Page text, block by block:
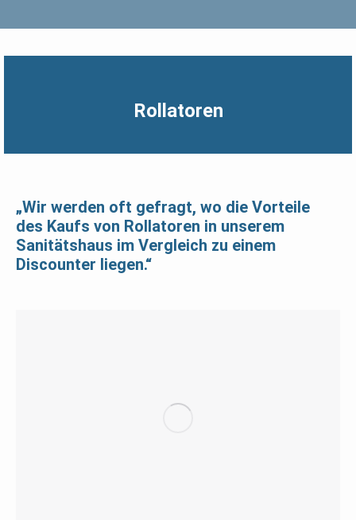
Rollatoren
„Wir werden oft gefragt, wo die Vorteile
des Kaufs von Rollatoren in unserem
Sanitätshaus im Vergleich zu einem
Discounter liegen.“